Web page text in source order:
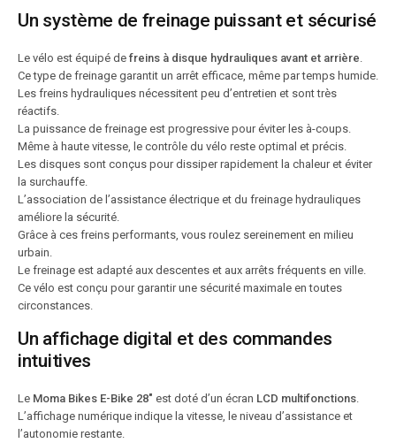
Un système de freinage puissant et sécurisé
Le vélo est équipé de freins à disque hydrauliques avant et arrière.
Ce type de freinage garantit un arrêt efficace, même par temps humide.
Les freins hydrauliques nécessitent peu d’entretien et sont très
réactifs.
La puissance de freinage est progressive pour éviter les à-coups.
Même à haute vitesse, le contrôle du vélo reste optimal et précis.
Les disques sont conçus pour dissiper rapidement la chaleur et éviter
la surchauffe.
L’association de l’assistance électrique et du freinage hydrauliques
améliore la sécurité.
Grâce à ces freins performants, vous roulez sereinement en milieu
urbain.
Le freinage est adapté aux descentes et aux arrêts fréquents en ville.
Ce vélo est conçu pour garantir une sécurité maximale en toutes
circonstances.
Un affichage digital et des commandes
intuitives
Le Moma Bikes E-Bike 28″ est doté d’un écran LCD multifonctions.
L’affichage numérique indique la vitesse, le niveau d’assistance et
l’autonomie restante.